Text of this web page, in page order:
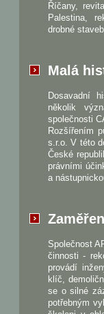
Říčany,
Palestina,
drobné
Malá
Dosavadní
několik
společnosti
Rozšířením
s.r.o. V této
České
právními
a
Společnost
činnosti -
provádí
klíč,
se o silné
potřebným